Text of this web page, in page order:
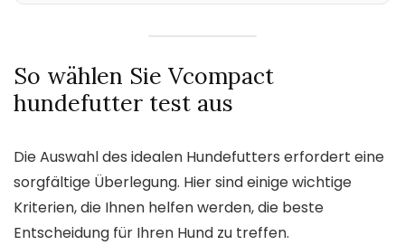
So wählen Sie Vcompact
hundefutter test aus
Die Auswahl des idealen Hundefutters erfordert eine
sorgfältige Überlegung. Hier sind einige wichtige
Kriterien, die Ihnen helfen werden, die beste
Entscheidung für Ihren Hund zu treffen.